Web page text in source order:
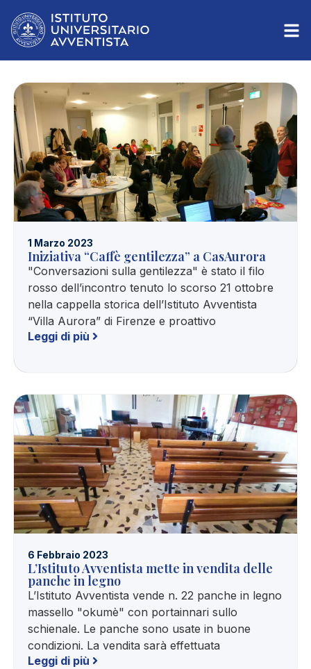
1 Marzo 2023
Iniziativa “Caffè gentilezza” a CasAurora
"Conversazioni sulla gentilezza" è stato il filo
rosso dell’incontro tenuto lo scorso 21 ottobre
nella cappella storica dell’Istituto Avventista
“Villa Aurora” di Firenze e proattivo
Leggi di più
6 Febbraio 2023
L’Istituto Avventista mette in vendita delle
panche in legno
L’Istituto Avventista vende n. 22 panche in legno
massello "okumè" con portainnari sullo
schienale. Le panche sono usate in buone
condizioni. La vendita sarà effettuata
Leggi di più